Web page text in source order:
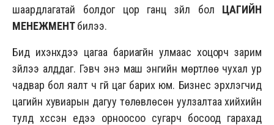
шаардлагатай болдог цор ганц зүйл бол ЦАГИЙН
МЕНЕЖМЕНТбилээ.
Бид ихэнхдээ цагаа бариагүйн улмаас хоцорч зарим
зүйлээ алддаг. Гэвч энэ маш энгийн мөртлөө чухал ур
чадвар бол яалт ч үгүй цаг барих юм. Бизнес эрхлэгчид
цагийн хувиарын дагуу төлөвлөсөн уулзалтаа хийхийн
тулд хүссэн үедээ орноосоо сугарч босоод гарахад